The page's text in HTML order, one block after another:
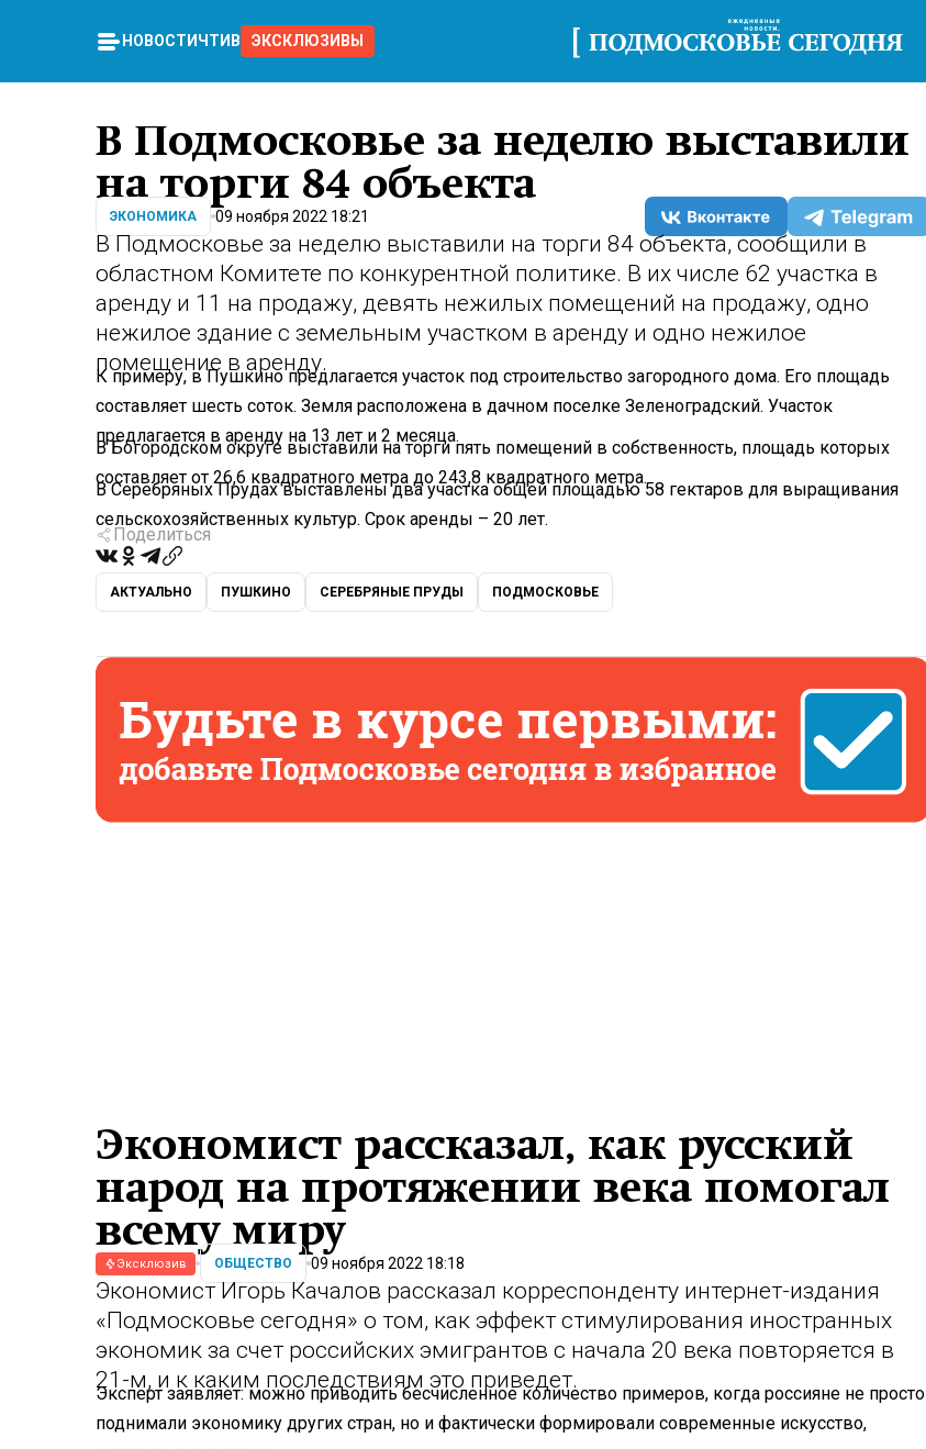
НОВОСТИ ЧТИВО ЭКСКЛЮЗИВЫ
В Подмосковье за неделю выставили
на торги 84 объекта
ЭКОНОМИКА 09 ноября 2022 18:21
В Подмосковье за неделю выставили на торги 84 объекта, сообщили в
областном Комитете по конкурентной политике. В их числе 62 участка в
аренду и 11 на продажу, девять нежилых помещений на продажу, одно
нежилое здание с земельным участком в аренду и одно нежилое
помещение в аренду.
К примеру, в Пушкино предлагается участок под строительство загородного дома. Его площадь
составляет шесть соток. Земля расположена в дачном поселке Зеленоградский. Участок
предлагается в аренду на 13 лет и 2 месяца.
В Богородском округе выставили на торги пять помещений в собственность, площадь которых
составляет от 26,6 квадратного метра до 243,8 квадратного метра.
В Серебряных Прудах выставлены два участка общей площадью 58 гектаров для выращивания
сельскохозяйственных культур. Срок аренды – 20 лет.
Поделиться
АКТУАЛЬНО ПУШКИНО СЕРЕБРЯНЫЕ ПРУДЫ ПОДМОСКОВЬЕ
Экономист рассказал, как русский
народ на протяжении века помогал
всему миру
Эксклюзив ОБЩЕСТВО 09 ноября 2022 18:18
Экономист Игорь Качалов рассказал корреспонденту интернет-издания
«Подмосковье сегодня» о том, как эффект стимулирования иностранных
экономик за счет российских эмигрантов с начала 20 века повторяется в
21-м, и к каким последствиям это приведет.
Эксперт заявляет: можно приводить бесчисленное количество примеров, когда россияне не просто
поднимали экономику других стран, но и фактически формировали современные искусство,